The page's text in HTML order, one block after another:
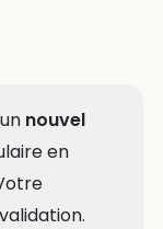
nouvel
en